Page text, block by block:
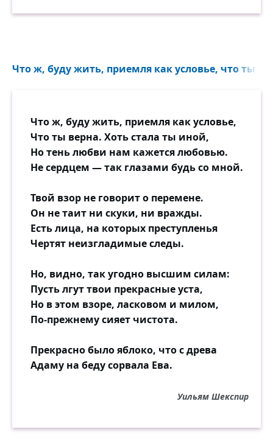
Что ж, буду жить, приемля как условье, что ты
Что ж, буду жить, приемля как условье,
Что ты верна. Хоть стала ты иной,
Но тень любви нам кажется любовью.
Не сердцем — так глазами будь со мной.
Твой взор не говорит о перемене.
Он не таит ни скуки, ни вражды.
Есть лица, на которых преступленья
Чертят неизгладимые следы.
Но, видно, так угодно высшим силам:
Пусть лгут твои прекрасные уста,
Но в этом взоре, ласковом и милом,
По-прежнему сияет чистота.
Прекрасно было яблоко, что с древа
Адаму на беду сорвала Ева.
Уильям Шекспир